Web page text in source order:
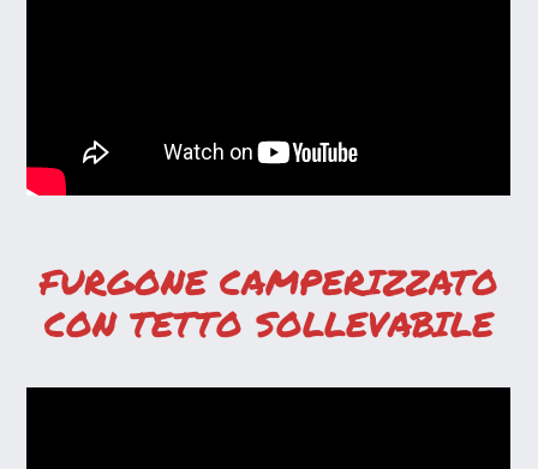
FURGONE CAMPERIZZATO
CON TETTO SOLLEVABILE